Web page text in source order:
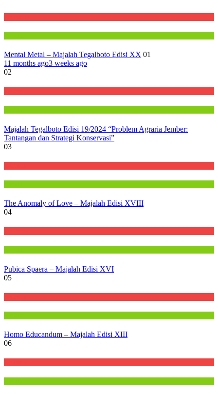
Mental Metal – Majalah Tegalboto Edisi XX 01
11 months ago3 weeks ago
02
Majalah Tegalboto Edisi 19/2024 “Problem Agraria Jember:
Tantangan dan Strategi Konservasi”
03
The Anomaly of Love – Majalah Edisi XVIII
04
Pubica Spaera – Majalah Edisi XVI
05
Homo Educandum – Majalah Edisi XIII
06